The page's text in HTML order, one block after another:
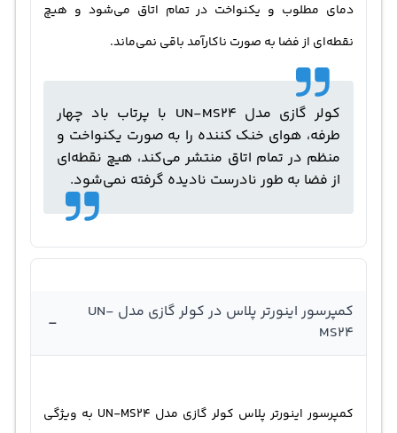
دمای مطلوب و یکنواخت در تمام اتاق می‌شود و هیچ
نقطه‌ای از فضا به صورت ناکارآمد باقی نمی‌ماند.
کولر گازی مدل UN-MS24 با پرتاب باد چهار
طرفه، هوای خنک کننده را به صورت یکنواخت و
منظم در تمام اتاق منتشر می‌کند، هیچ نقطه‌ای
از فضا به طور نادرست نادیده گرفته نمی‌شود.
کمپرسور اینورتر پلاس در کولر گازی مدل UN-
MS24
-
کمپرسور اینورتر پلاس کولر گازی مدل UN-MS24 به ویژگی